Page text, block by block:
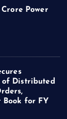
Power
Distributed
for FY